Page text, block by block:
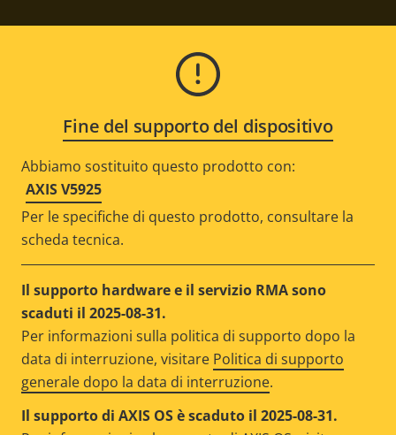
Fine del supporto del dispositivo
Abbiamo sostituito questo prodotto con:
AXIS V5925
Per le specifiche di questo prodotto, consultare la
scheda tecnica.
Il supporto hardware e il servizio RMA sono
scaduti il 2025-08-31.
Per informazioni sulla politica di supporto dopo la
data di interruzione, visitare Politica di supporto
generale dopo la data di interruzione.
Il supporto di AXIS OS è scaduto il 2025-08-31.